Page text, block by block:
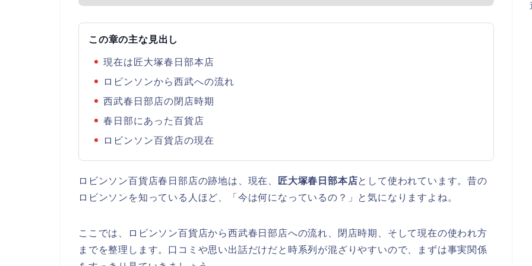
この章の主な見出し
現在は匠大塚春日部本店
ロビンソンから西武への流れ
西武春日部店の閉店時期
春日部にあった百貨店
ロビンソン百貨店の現在
ロビンソン百貨店春日部店の跡地は、現在、 匠大塚春日部本店として使われています。昔の
ロビンソンを知っている人ほど、「今は何になっているの？」と気になりますよね。
ここでは、ロビンソン百貨店から西武春日部店への流れ、閉店時期、そして現在の使われ方
までを整理します。口コミや思い出話だけだと時系列が混ざりやすいので、まずは事実関係